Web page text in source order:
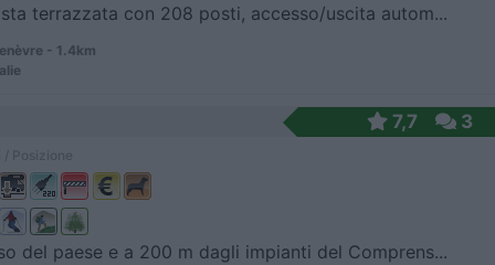
terrazzata con 208 posti, accesso/uscita autom...
- 1.4km
7,7 3
del paese e a 200 m dagli impianti del Comprens...